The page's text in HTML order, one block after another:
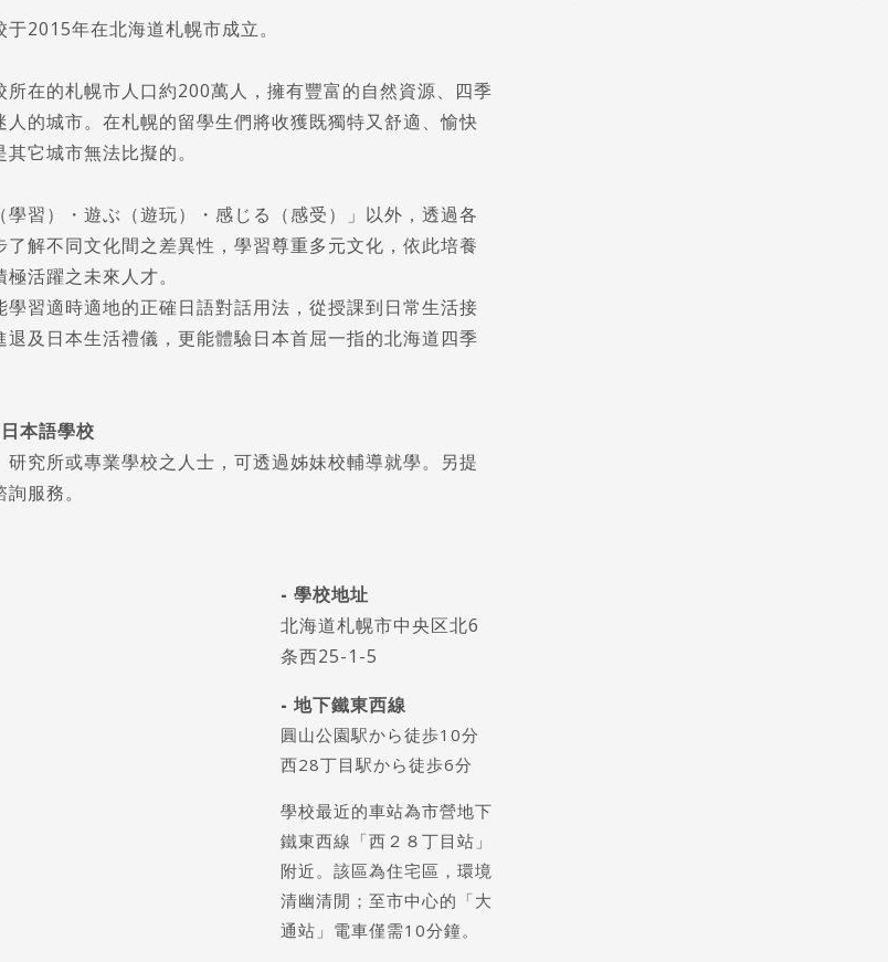
2015年在北海道札幌市成立。
在的札幌市人口約200萬人，擁有豐富的自然資源、四季
的城市。在札幌的留學生們將收獲既獨特又舒適、愉快
它城市無法比擬的。
學習）・遊ぶ （遊玩） ・感じる （感受）
」以外，透過各
解不同文化間之差異性，學習尊重多元文化，依此培養
活躍之未來人才。
習適時適地的正確日語對話用法，從授課到日常生活接
及日本生活禮儀，更能體驗日本首屈一指的北海道四季
本語學校
究所或專業學校之人士，可透過姊妹校輔導就學。另提
服務。
- 學校地址
北海道札幌市中央区北6
条西25-1-5
- 地下鐵東西線
圓山公園駅から徒歩10分
西28丁目駅から徒歩6分
學校最近的車站為市營地下
鐵東西線「西２８丁目站」
附近。該區為住宅區，環境
清幽清閒；至市中心的「大
通站」電車僅需10分鐘。